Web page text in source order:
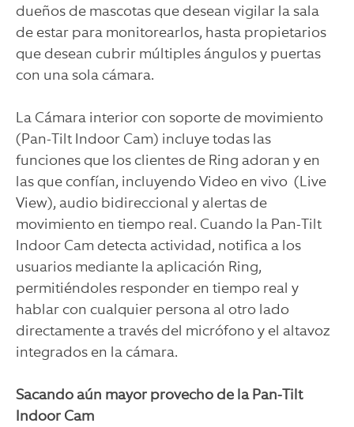
dueños de mascotas que desean vigilar la sala
de estar para monitorearlos, hasta propietarios
que desean cubrir múltiples ángulos y puertas
con una sola cámara.
La Cámara interior con soporte de movimiento
(Pan-Tilt Indoor Cam) incluye todas las
funciones que los clientes de Ring adoran y en
las que confían, incluyendo Video en vivo (Live
View), audio bidireccional y alertas de
movimiento en tiempo real. Cuando la Pan-Tilt
Indoor Cam detecta actividad, notifica a los
usuarios mediante la aplicación Ring,
permitiéndoles responder en tiempo real y
hablar con cualquier persona al otro lado
directamente a través del micrófono y el altavoz
integrados en la cámara.
Sacando aún mayor provecho de la Pan-Tilt
Indoor Cam